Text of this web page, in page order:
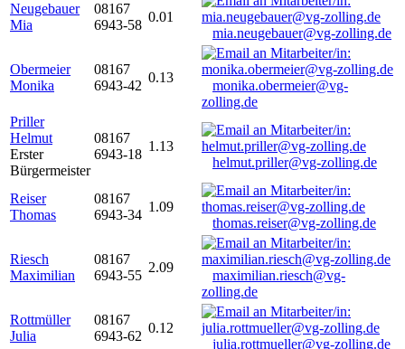
Neugebauer
Mia
08167
6943-58
0.01
mia.neugebauer@vg-zolling.de
Obermeier
Monika
08167
6943-42
0.13
monika.obermeier@vg-
zolling.de
Priller
Helmut
Erster
Bürgermeister
08167
6943-18
1.13
helmut.priller@vg-zolling.de
Reiser
Thomas
08167
6943-34
1.09
thomas.reiser@vg-zolling.de
Riesch
Maximilian
08167
6943-55
2.09
maximilian.riesch@vg-
zolling.de
Rottmüller
Julia
08167
6943-62
0.12
julia.rottmueller@vg-zolling.de